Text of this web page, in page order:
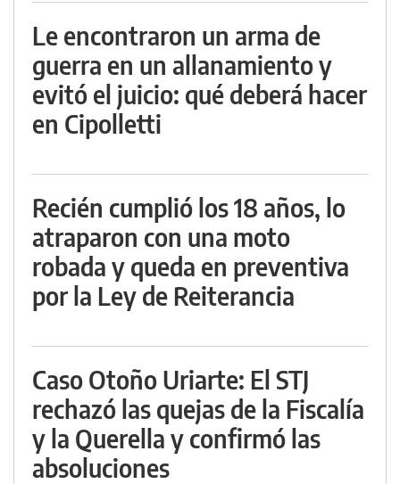
Le encontraron un arma de
guerra en un allanamiento y
evitó el juicio: qué deberá hacer
en Cipolletti
Recién cumplió los 18 años, lo
atraparon con una moto
robada y queda en preventiva
por la Ley de Reiterancia
Caso Otoño Uriarte: El STJ
rechazó las quejas de la Fiscalía
y la Querella y confirmó las
absoluciones